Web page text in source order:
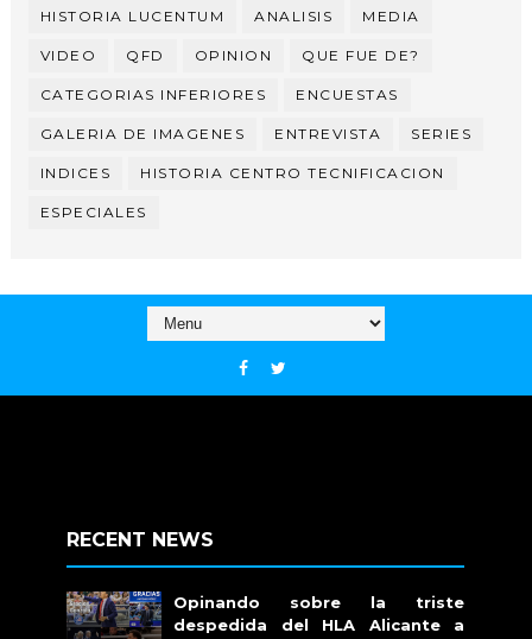
HISTORIA LUCENTUM ANALISIS MEDIA
VIDEO QFD OPINION QUE FUE DE?
CATEGORIAS INFERIORES ENCUESTAS
GALERIA DE IMAGENES ENTREVISTA SERIES
INDICES HISTORIA CENTRO TECNIFICACION
ESPECIALES
RECENT NEWS
Opinando sobre la triste
despedida del HLA Alicante a